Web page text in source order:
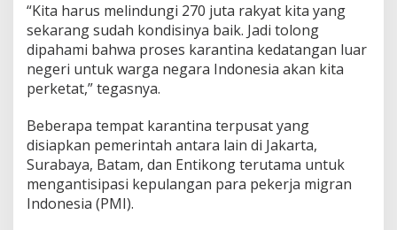
“Kita harus melindungi 270 juta rakyat kita yang
sekarang sudah kondisinya baik. Jadi tolong
dipahami bahwa proses karantina kedatangan luar
negeri untuk warga negara Indonesia akan kita
perketat,” tegasnya.
Beberapa tempat karantina terpusat yang
disiapkan pemerintah antara lain di Jakarta,
Surabaya, Batam, dan Entikong terutama untuk
mengantisipasi kepulangan para pekerja migran
Indonesia (PMI).